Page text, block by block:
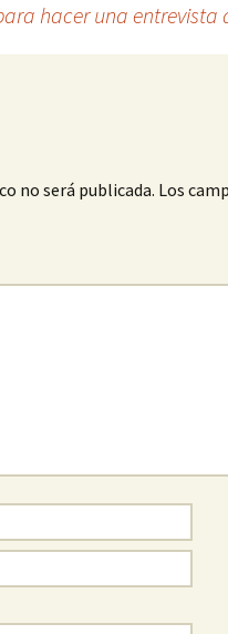
hacer una entrevista
no será publicada. Los